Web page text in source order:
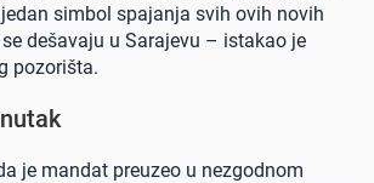
simbol spajanja svih ovih novih
dešavaju u Sarajevu – istakao je
pozorišta.
je mandat preuzeo u nezgodnom